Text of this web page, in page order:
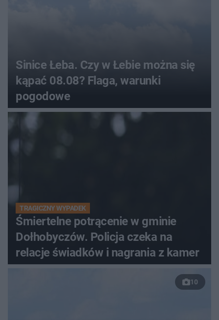
Sinice Łeba. Czy w Łebie można się
kąpać 08.08? Flaga, warunki
pogodowe
TRAGICZNY WYPADEK
Śmiertelne potrącenie w gminie
Dołhobyczów. Policja czeka na
relacje świadków i nagrania z kamer
10